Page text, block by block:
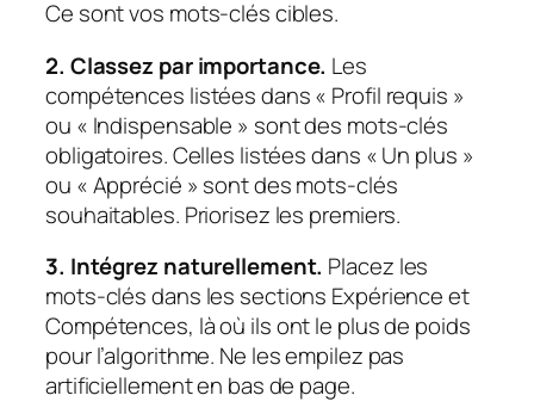
Ce sont vos mots-clés cibles.
2. Classez par importance. Les
compétences listées dans « Profil requis »
ou « Indispensable » sont des mots-clés
obligatoires. Celles listées dans « Un plus »
ou « Apprécié » sont des mots-clés
souhaitables. Priorisez les premiers.
3. Intégrez naturellement. Placez les
mots-clés dans les sections Expérience et
Compétences, là où ils ont le plus de poids
pour l’algorithme. Ne les empilez pas
artificiellement en bas de page.